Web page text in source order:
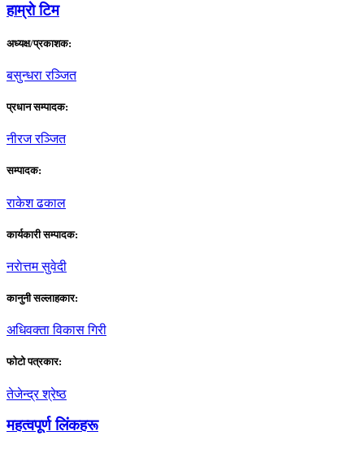
हाम्राे टिम
अध्यक्ष/प्रकाशक:
बसुन्धरा रञ्जित
प्रधान सम्पादक:
नीरज रञ्जित
सम्पादक:
राकेश ढकाल
कार्यकारी सम्पादक:
नराेत्तम सुवेदी
कानुनी सल्लाहकार:
अधिवक्ता विकास गिरी
फाेटाे पत्रकार:
तेजेन्द्र श्रेष्ठ
महत्वपूर्ण लिंकहरू